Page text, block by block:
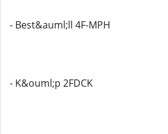
- Best&auml;ll 4F-MPH
- K&ouml;p 2FDCK